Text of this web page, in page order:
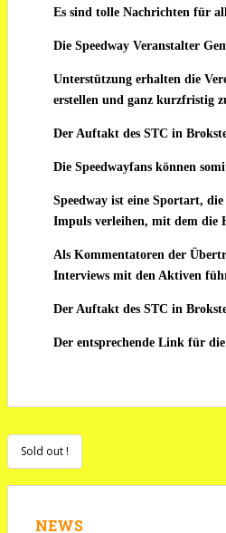
Es sind tolle Nachrichten für
Die Speedway Veranstalter
Unterstützung erhalten die
erstellen und ganz kurzfristig
Der Auftakt des STC in
Die Speedwayfans können
Speedway ist eine Sportart,
Impuls verleihen, mit dem die
Als Kommentatoren der
Interviews mit den Aktiven
Der Auftakt des STC in
Der entsprechende Link für
Beitragsnavigation
Sold out !
NEWS